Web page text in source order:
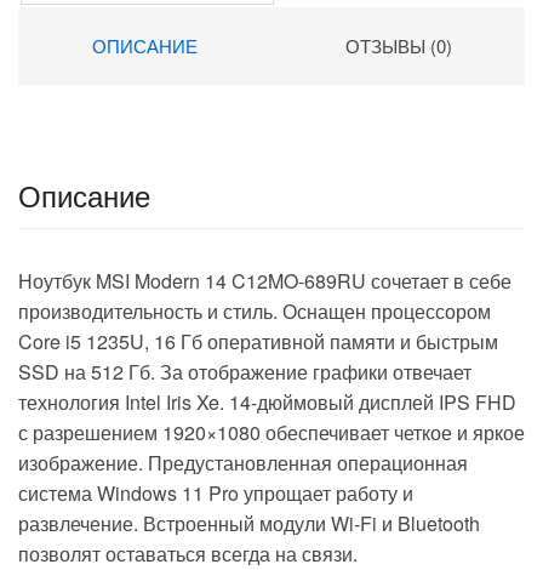
silver WiFi BT Cam
ОПИСАНИЕ ОТЗЫВЫ (0)
Описание
Ноутбук MSI Modern 14 C12MO-689RU сочетает в себе
производительность и стиль. Оснащен процессором
Core i5 1235U, 16 Гб оперативной памяти и быстрым
SSD на 512 Гб. За отображение графики отвечает
технология Intel Iris Xe. 14-дюймовый дисплей IPS FHD
с разрешением 1920×1080 обеспечивает четкое и яркое
изображение. Предустановленная операционная
система Windows 11 Pro упрощает работу и
развлечение. Встроенный модули Wi-Fi и Bluetooth
позволят оставаться всегда на связи.